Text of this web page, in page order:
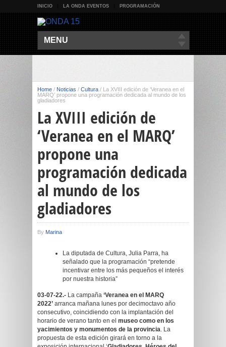
INICIO LA ONDA EVENTOS PROGRAMACIÓN
MENU
Home / Noticias / Cultura / La XVIII edición de ‘Veranea en el
MARQ’ propone una programación dedicada al mundo de los
gladiadores
La XVIII edición de
‘Veranea en el MARQ’
propone una
programación dedicada
al mundo de los
gladiadores
By Marina
La diputada de Cultura, Julia Parra, ha
señalado que la programación “pretende
incentivar entre los más pequeños el interés
por nuestra historia”
03-07-22.- La campaña ‘Veranea en el MARQ
2022’ arranca mañana lunes por decimoctavo año
consecutivo, coincidiendo con la implantación del
horario de verano tanto en el museo como en los
yacimientos y monumentos de la provincia. La
propuesta de esta edición girará en torno a la